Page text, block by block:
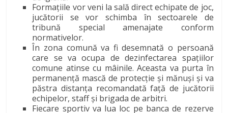
Formațiile vor veni la sală direct echipate de joc,
jucătorii se vor schimba în sectoarele de
tribună special amenajate conform
normativelor.
În zona comună va fi desemnată o persoană
care se va ocupa de dezinfectarea spațiilor
comune atinse cu mâinile. Aceasta va purta în
permanență mască de protecție și mănuși și va
păstra distanța recomandată față de jucătorii
echipelor, staff și brigada de arbitri.
Fiecare sportiv va lua loc pe banca de rezerve